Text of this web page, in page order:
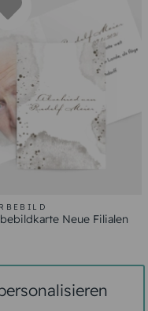
Neue Filialen